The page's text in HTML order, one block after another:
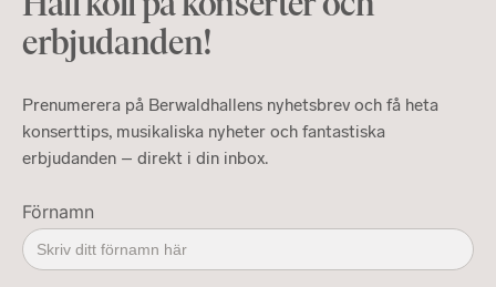
erbjudanden!
Prenumerera på Berwaldhallens nyhetsbrev och få heta
konserttips, musikaliska nyheter och fantastiska
erbjudanden – direkt i din inbox.
Förnamn